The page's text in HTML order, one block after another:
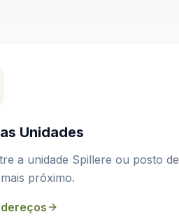
Unidades
a unidade Spillere ou posto de
próximo.